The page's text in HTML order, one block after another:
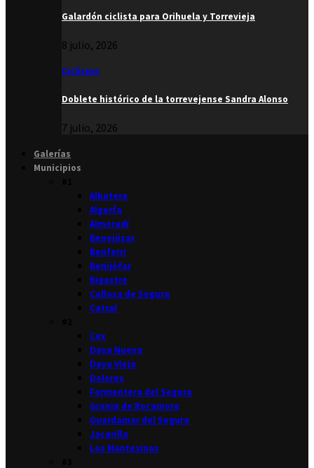
Galardón ciclista para Orihuela y Torrevieja
8 julio, 2026
Ciclismo
Doblete histórico de la torrevejense Sandra Alonso
7 julio, 2026
Galerías
Municipios
Albatera
Algorfa
Almoradí
Benejúzar
Benferri
Benijófar
Bigastro
Callosa de Segura
Catral
Cox
Daya Nueva
Daya Vieja
Dolores
Formentera del Segura
Granja de Rocamora
Guardamar del Segura
Jacarilla
Los Montesinos